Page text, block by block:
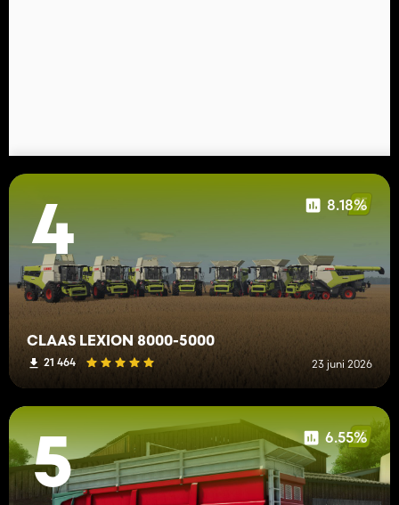
4 8.18%
CLAAS LEXION 8000-5000
21 464 23 juni 2026
5 6.55%